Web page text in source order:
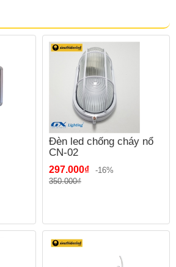
Đèn led chống cháy nổ
CN-02
297.000₫
-16%
350.000₫